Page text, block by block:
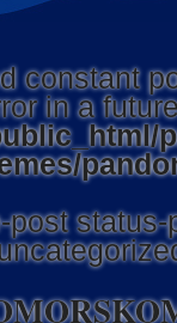
constant
in a